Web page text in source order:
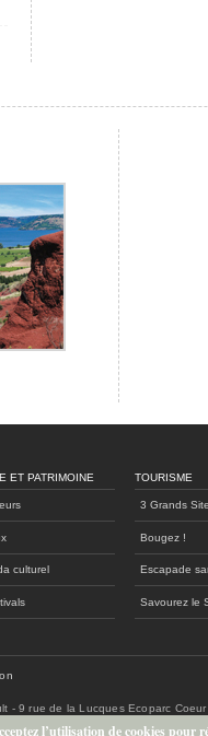
ET PATRIMOINE
culturel
TOURISME
3 Grands
Bougez !
Escapade
Savourez le
- 9 rue de la Lucques Ecoparc
l’utilisation de cookies pour